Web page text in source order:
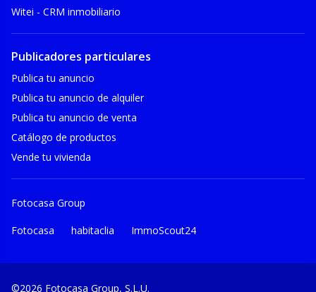
Witei - CRM inmobiliario
Publicadores particulares
Publica tu anuncio
Publica tu anuncio de alquiler
Publica tu anuncio de venta
Catálogo de productos
Vende tu vivienda
Fotocasa Group
Fotocasa habitaclia ImmoScout24
©2026 Fotocasa Group, S.L.U.